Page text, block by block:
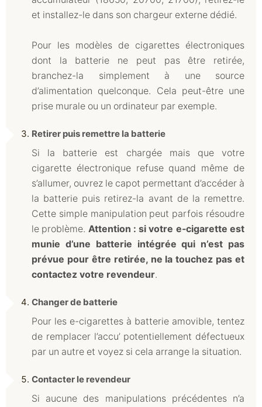
et installez-le dans son chargeur externe dédié.
Pour les modèles de cigarettes électroniques
dont la batterie ne peut pas être retirée,
branchez-la simplement à une source
d’alimentation quelconque. Cela peut-être une
prise murale ou un ordinateur par exemple.
Retirer puis remettre la batterie
Si la batterie est chargée mais que votre
cigarette électronique refuse quand même de
s’allumer, ouvrez le capot permettant d’accéder à
la batterie puis retirez-la avant de la remettre.
Cette simple manipulation peut parfois résoudre
le problème. Attention : si votre e-cigarette est
munie d’une batterie intégrée qui n’est pas
prévue pour être retirée, ne la touchez pas et
contactez votre revendeur.
Changer de batterie
Pour les e-cigarettes à batterie amovible, tentez
de remplacer l’accu’ potentiellement défectueux
par un autre et voyez si cela arrange la situation.
Contacter le revendeur
Si aucune des manipulations précédentes n’a